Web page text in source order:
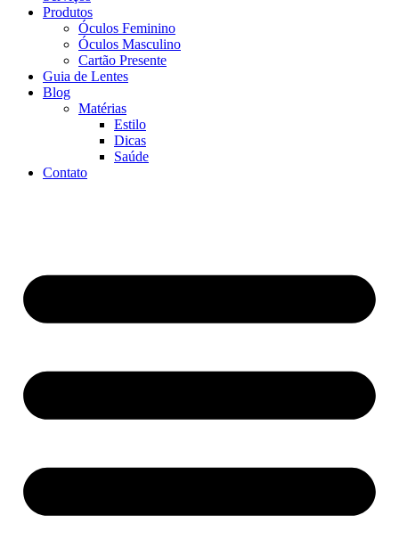
Produtos
Óculos Feminino
Óculos Masculino
Cartão Presente
Guia de Lentes
Blog
Matérias
Estilo
Dicas
Saúde
Contato